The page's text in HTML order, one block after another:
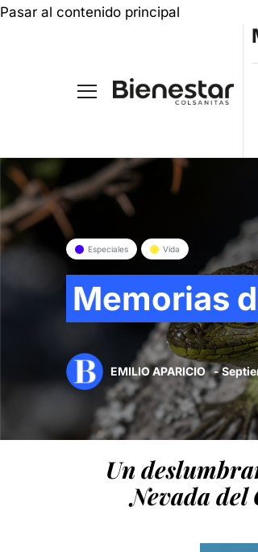
Pasar al contenido principal
Especiales Vida
Memorias
EMILIO APARICIO -
Un
Nevada del